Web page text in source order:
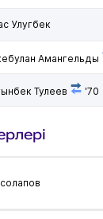
Улугбек
Амангельды
Тулеев '70